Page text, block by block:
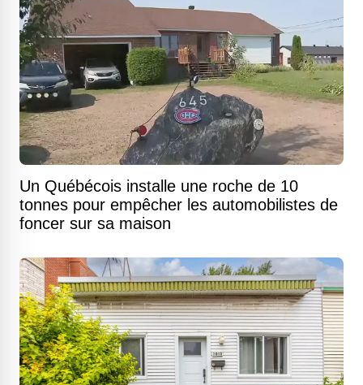
Un Québécois installe une roche de 10
tonnes pour empêcher les automobilistes de
foncer sur sa maison